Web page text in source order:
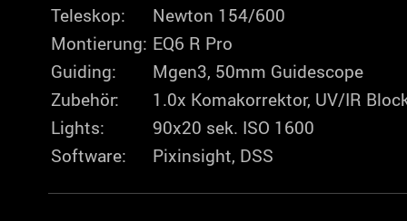
Teleskop:
Newton 154/600
Montierung: EQ6 R Pro
Guiding:
Mgen3, 50mm Guidescope
Zubehör:
1.0x Komakorrektor, UV/IR
Lights:
90x20 sek. ISO 1600
Software:
Pixinsight, DSS